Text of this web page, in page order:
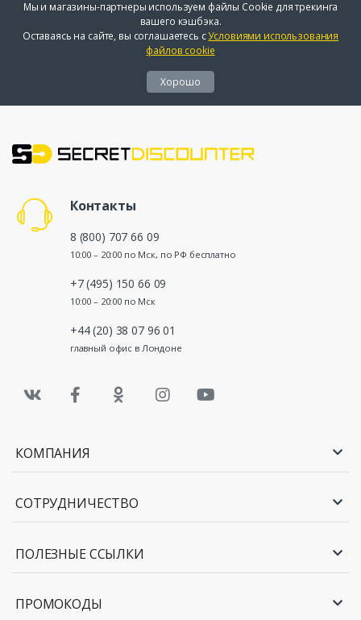
Мы и магазины-партнеры используем файлы Cookie для трекинга
вашего кэшбэка.
Оставаясь на сайте, вы соглашаетесь сУсловиями использования
файлов cookie
Хорошо
Контакты
8 (800) 707 66 09
10:00 – 20:00 по Мск, по РФ бесплатно
+7 (495) 150 66 09
10:00 – 20:00 по Мск
+44 (20) 38 07 96 01
главный офис в Лондоне
КОМПАНИЯ
СОТРУДНИЧЕСТВО
ПОЛЕЗНЫЕ ССЫЛКИ
ПРОМОКОДЫ